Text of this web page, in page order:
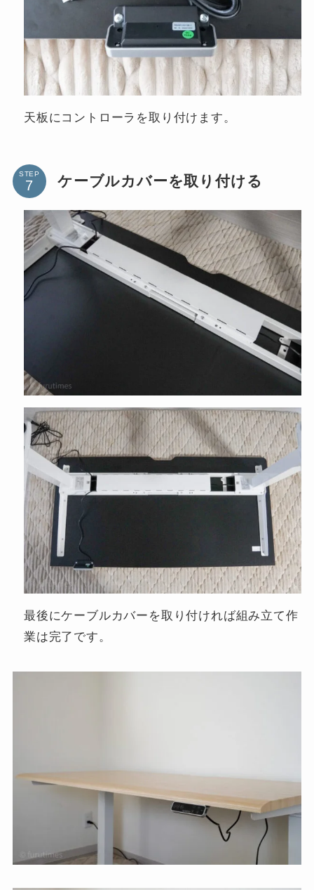
天板にコントローラを取り付けます。
STEP ケーブルカバーを取り付ける
最後にケーブルカバーを取り付ければ組み立て作
業は完了です。